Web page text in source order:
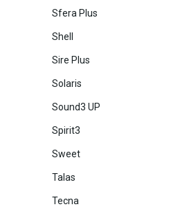
Sfera Plus
Shell
Sire Plus
Solaris
Sound3 UP
Spirit3
Sweet
Talas
Tecna